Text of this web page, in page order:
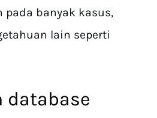
pada banyak kasus,
lain seperti
database